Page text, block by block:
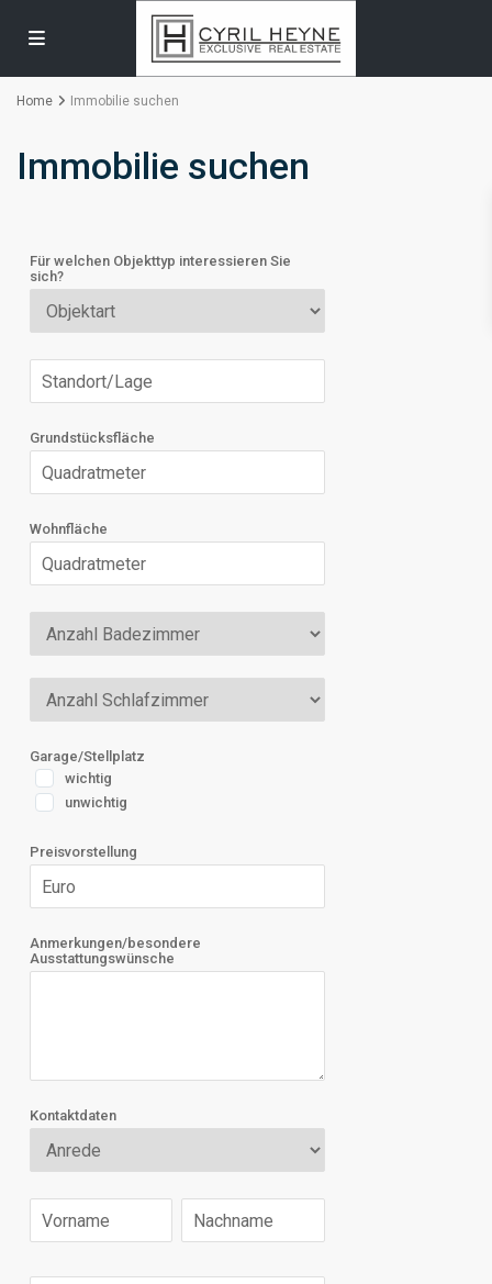
Home Immobilie suchen
Immobilie suchen
Für welchen Objekttyp interessieren Sie
sich?
Grundstücksfläche
Wohnfläche
Garage/Stellplatz
wichtig
unwichtig
Preisvorstellung
Anmerkungen/besondere
Ausstattungswünsche
Kontaktdaten